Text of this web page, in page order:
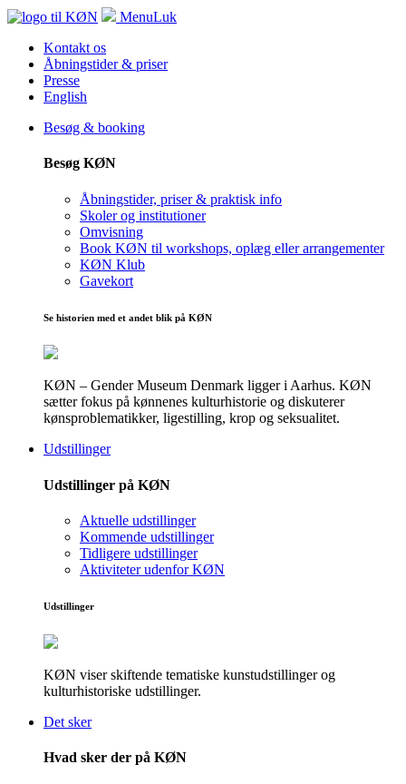
MenuLuk
Kontakt os
Åbningstider & priser
Presse
English
Besøg & booking
Besøg KØN
Åbningstider, priser & praktisk info
Skoler og institutioner
Omvisning
Book KØN til workshops, oplæg eller arrangementer
KØN Klub
Gavekort
Se historien med et andet blik på KØN
KØN – Gender Museum Denmark ligger i Aarhus. KØN
sætter fokus på kønnenes kulturhistorie og diskuterer
kønsproblematikker, ligestilling, krop og seksualitet.
Udstillinger
Udstillinger på KØN
Aktuelle udstillinger
Kommende udstillinger
Tidligere udstillinger
Aktiviteter udenfor KØN
Udstillinger
KØN viser skiftende tematiske kunstudstillinger og
kulturhistoriske udstillinger.
Det sker
Hvad sker der på KØN